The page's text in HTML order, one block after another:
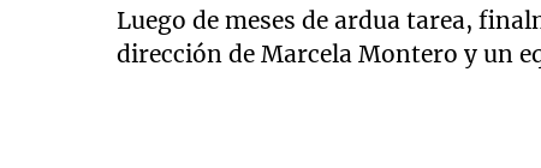
Luego de meses de ardua tarea,
dirección de Marcela Montero y un